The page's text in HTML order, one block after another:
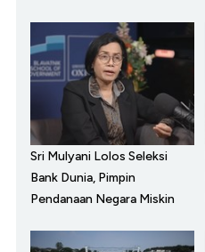
Sri Mulyani Lolos Seleksi
Bank Dunia, Pimpin
Pendanaan Negara Miskin